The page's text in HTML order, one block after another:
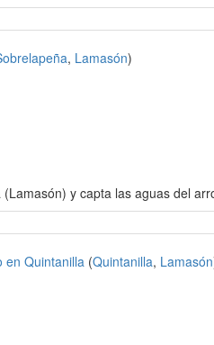
, Lamasón)
y capta las aguas del
en Quintanilla (Quintanilla, Lamasón